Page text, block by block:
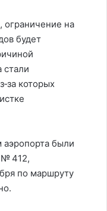
на
будет
стали
которых
были
412,
по маршруту